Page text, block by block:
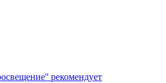
рекомендует